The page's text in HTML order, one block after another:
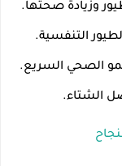
وزيادة صحتها.
التنفسية.
الصحي السريع.
الشتاء.